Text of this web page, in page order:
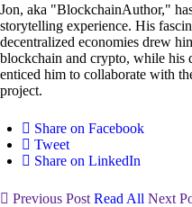
Jon, aka "BlockchainAuthor,"
storytelling experience. His
decentralized economies drew
blockchain and crypto, while his
enticed him to collaborate with
project.
Share on Facebook
Tweet
Share on LinkedIn
Previous Post Read All Next